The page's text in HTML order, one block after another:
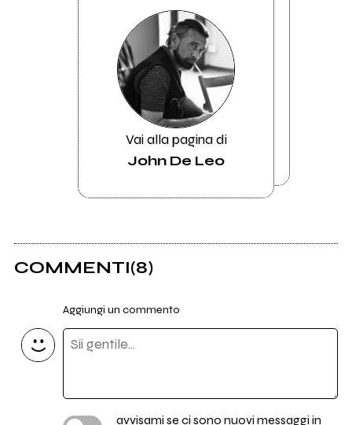
Vai alla pagina di
John De Leo
COMMENTI(8)
Aggiungi un commento
avvisami se ci sono nuovi messaggi in